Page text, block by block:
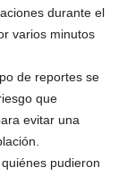
durante el
varios minutos
de reportes se
que
evitar una
pudieron